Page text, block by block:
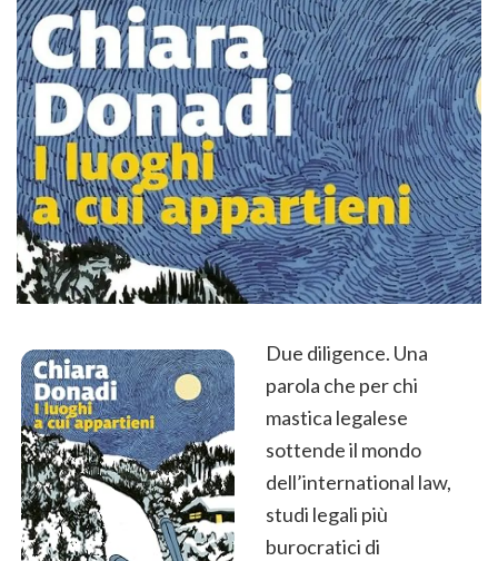
Due diligence. Una
parola che per chi
mastica legalese
sottende il mondo
dell’international law,
studi legali più
burocratici di